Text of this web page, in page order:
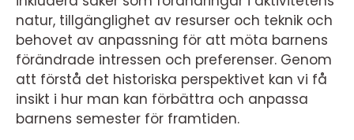
natur, tillgänglighet av resurser och teknik och
behovet av anpassning för att möta barnens
förändrade intressen och preferenser. Genom
att förstå det historiska perspektivet kan vi få
insikt i hur man kan förbättra och anpassa
barnens semester för framtiden.